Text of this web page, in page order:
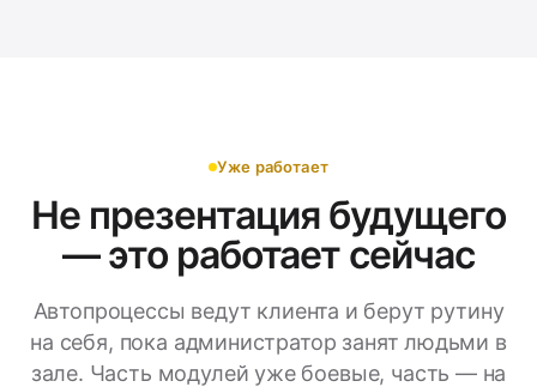
Уже работает
Не презентация будущего
— это работает сейчас
Автопроцессы ведут клиента и берут рутину
на себя, пока администратор занят людьми в
зале. Часть модулей уже боевые, часть — на